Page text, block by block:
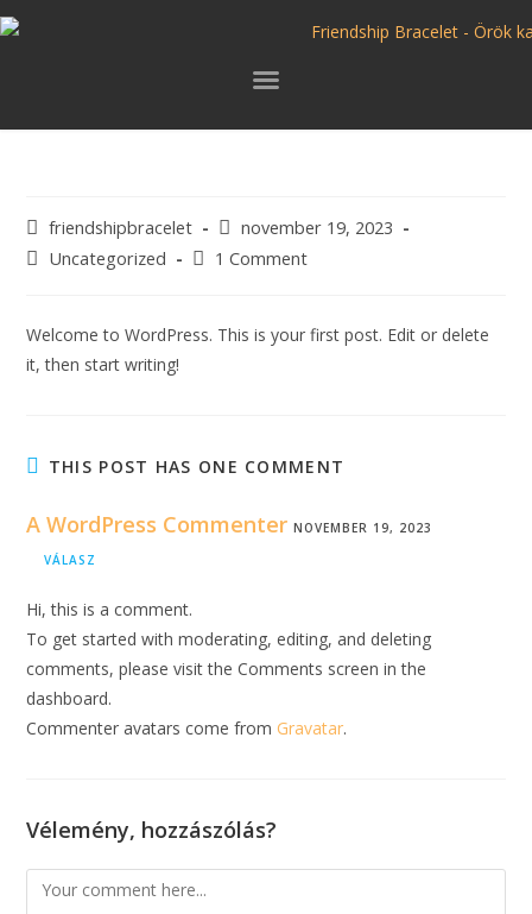
friendshipbracelet
november 19, 2023
Uncategorized
1 Comment
Welcome to WordPress. This is your first post. Edit or delete
it, then start writing!
THIS POST HAS ONE COMMENT
A WordPress Commenter NOVEMBER 19, 2023
VÁLASZ
Hi, this is a comment.
To get started with moderating, editing, and deleting
comments, please visit the Comments screen in the
dashboard.
Commenter avatars come from Gravatar.
Vélemény, hozzászólás?